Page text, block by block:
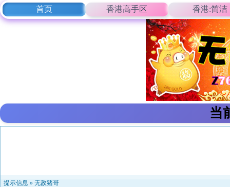
首页 香港高手区 香港:简洁
当
提示信息 » 无敌猪哥